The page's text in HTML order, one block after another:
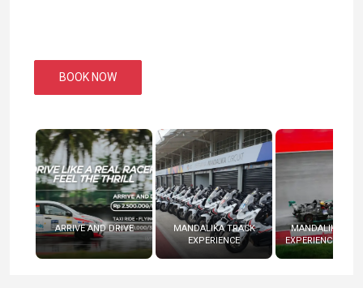
BOOK NOW
ARRIVE AND DRIVE
MANDALIKA TRACK
EXPERIENCE
MANDALIKA
EXPERIENCE